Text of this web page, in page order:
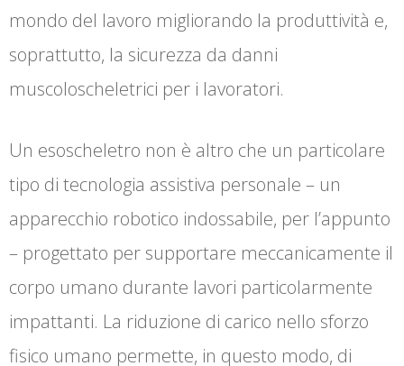
mondo del lavoro migliorando la produttività e,
soprattutto, la sicurezza da danni
muscoloscheletrici per i lavoratori.
Un esoscheletro non è altro che un particolare
tipo di tecnologia assistiva personale – un
apparecchio robotico indossabile, per l’appunto
– progettato per supportare meccanicamente il
corpo umano durante lavori particolarmente
impattanti. La riduzione di carico nello sforzo
fisico umano permette, in questo modo, di